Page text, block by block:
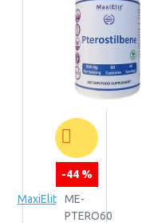
-44 %
MaxiElit
ME-
PTERO60